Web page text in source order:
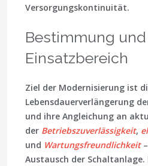
Versorgungs­kontinuität.
Bestimmung und
Einsatzbereich
Ziel der Modernisierung ist
Lebensdauerverlängerung
und ihre Angleichung an
der Betriebszuverlässigkeit,
und Wartungsfreundlichkeit
Austausch der Schaltanlage.